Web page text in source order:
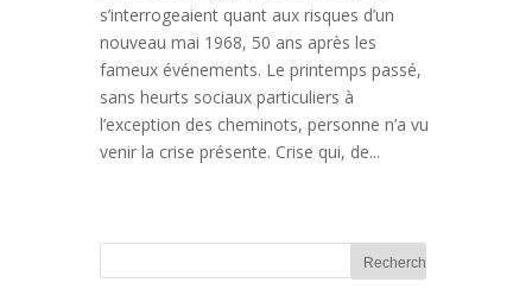
s’interrogeaient quant aux risques d’un
nouveau mai 1968, 50 ans après les
fameux événements. Le printemps passé,
sans heurts sociaux particuliers à
l’exception des cheminots, personne n’a vu
venir la crise présente. Crise qui, de...